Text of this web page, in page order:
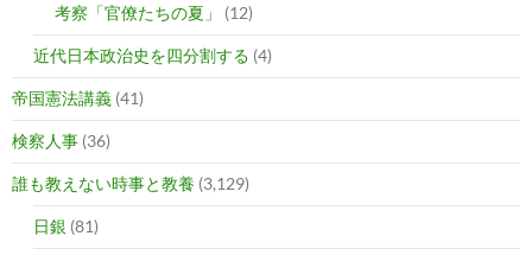
考察「官僚たちの夏」 (12)
近代日本政治史を四分割する (4)
帝国憲法講義 (41)
検察人事 (36)
誰も教えない時事と教養 (3,129)
日銀 (81)